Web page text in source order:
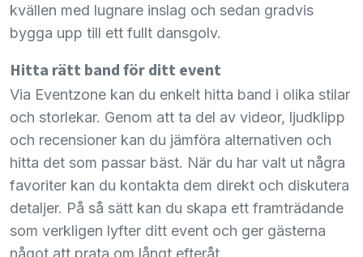
kvällen med lugnare inslag och sedan gradvis
bygga upp till ett fullt dansgolv.
Hitta rätt band för ditt event
Via Eventzone kan du enkelt hitta band i olika stilar
och storlekar. Genom att ta del av videor, ljudklipp
och recensioner kan du jämföra alternativen och
hitta det som passar bäst. När du har valt ut några
favoriter kan du kontakta dem direkt och diskutera
detaljer. På så sätt kan du skapa ett framträdande
som verkligen lyfter ditt event och ger gästerna
något att prata om långt efteråt.